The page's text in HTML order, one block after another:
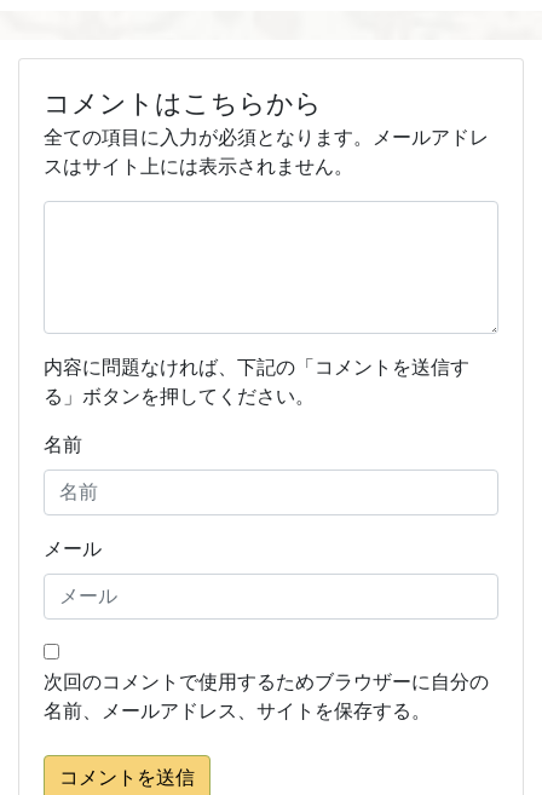
コメントはこちらから
全ての項目に入力が必須となります。メールアドレ
スはサイト上には表示されません。
内容に問題なければ、下記の「コメントを送信す
る」ボタンを押してください。
名前
メール
次回のコメントで使用するためブラウザーに自分の
名前、メールアドレス、サイトを保存する。
コメントを送信